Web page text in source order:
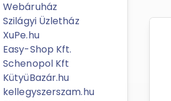
Webáruház
Szilágyi Üzletház
XuPe.hu
Easy-Shop Kft.
Schenopol Kft
KütyüBazár.hu
kellegyszerszam.hu